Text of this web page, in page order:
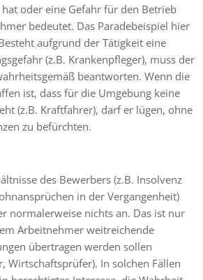
oder eine Gefahr für den Betrieb
bedeutet. Das Paradebeispiel hier
aufgrund der Tätigkeit eine
(z.B. Krankenpfleger), muss der
beantworten. Wenn die
ist, dass für die Umgebung keine
(z.B. Kraftfahrer), darf er lügen, ohne
zu befürchten.
des Bewerbers (z.B. Insolvenz
in der Vergangenheit)
normalerweise nichts an. Das ist nur
Arbeitnehmer weitreichende
übertragen werden sollen
Wirtschaftsprüfer). In solchen Fällen